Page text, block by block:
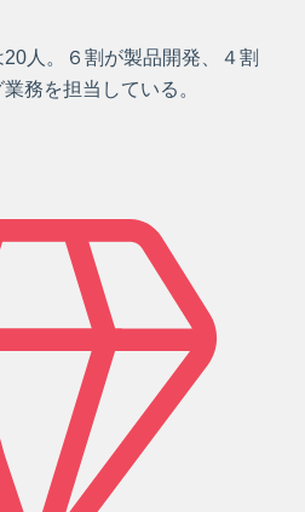
人。６割が製品開発、４割
務を担当している。